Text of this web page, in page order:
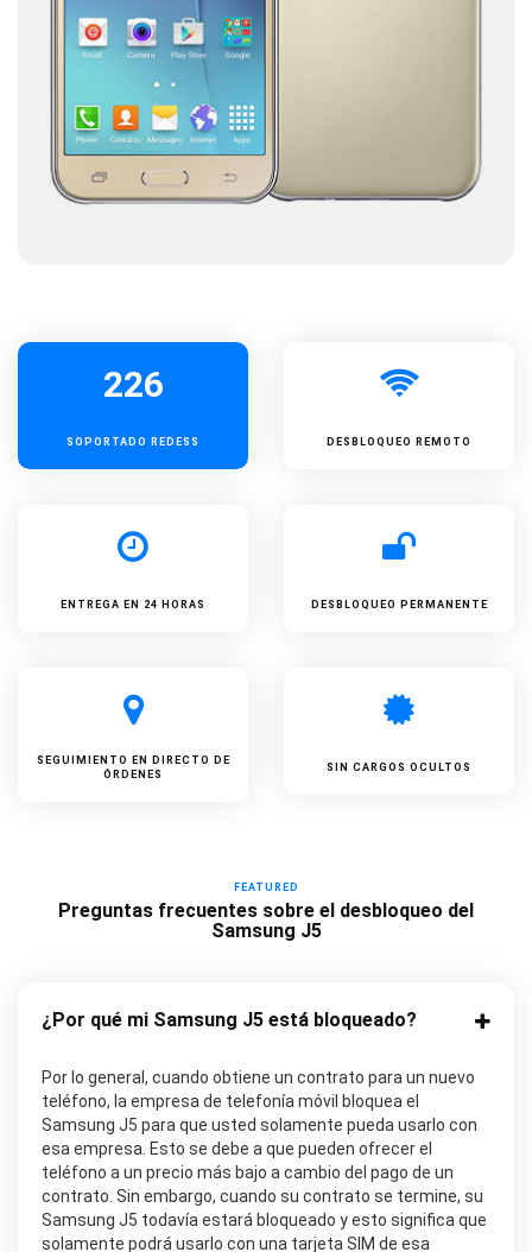
226
SOPORTADO REDESS DESBLOQUEO REMOTO
ENTREGA EN 24 HORAS DESBLOQUEO PERMANENTE
SEGUIMIENTO EN DIRECTO DE
ÓRDENES
SIN CARGOS OCULTOS
FEATURED
Preguntas frecuentes sobre el desbloqueo del
Samsung J5
¿Por qué mi Samsung J5 está bloqueado?
Por lo general, cuando obtiene un contrato para un nuevo
teléfono, la empresa de telefonía móvil bloquea el
Samsung J5 para que usted solamente pueda usarlo con
esa empresa. Esto se debe a que pueden ofrecer el
teléfono a un precio más bajo a cambio del pago de un
contrato. Sin embargo, cuando su contrato se termine, su
Samsung J5 todavía estará bloqueado y esto significa que
solamente podrá usarlo con una tarjeta SIM de esa